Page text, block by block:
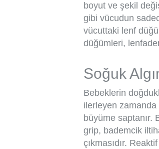
boyut ve şekil
gibi vücudun
vücuttaki lenf
düğümleri,
Soğuk
Bebeklerin
ilerleyen
büyüme saptanır.
grip, bademcik
çıkmasıdır.